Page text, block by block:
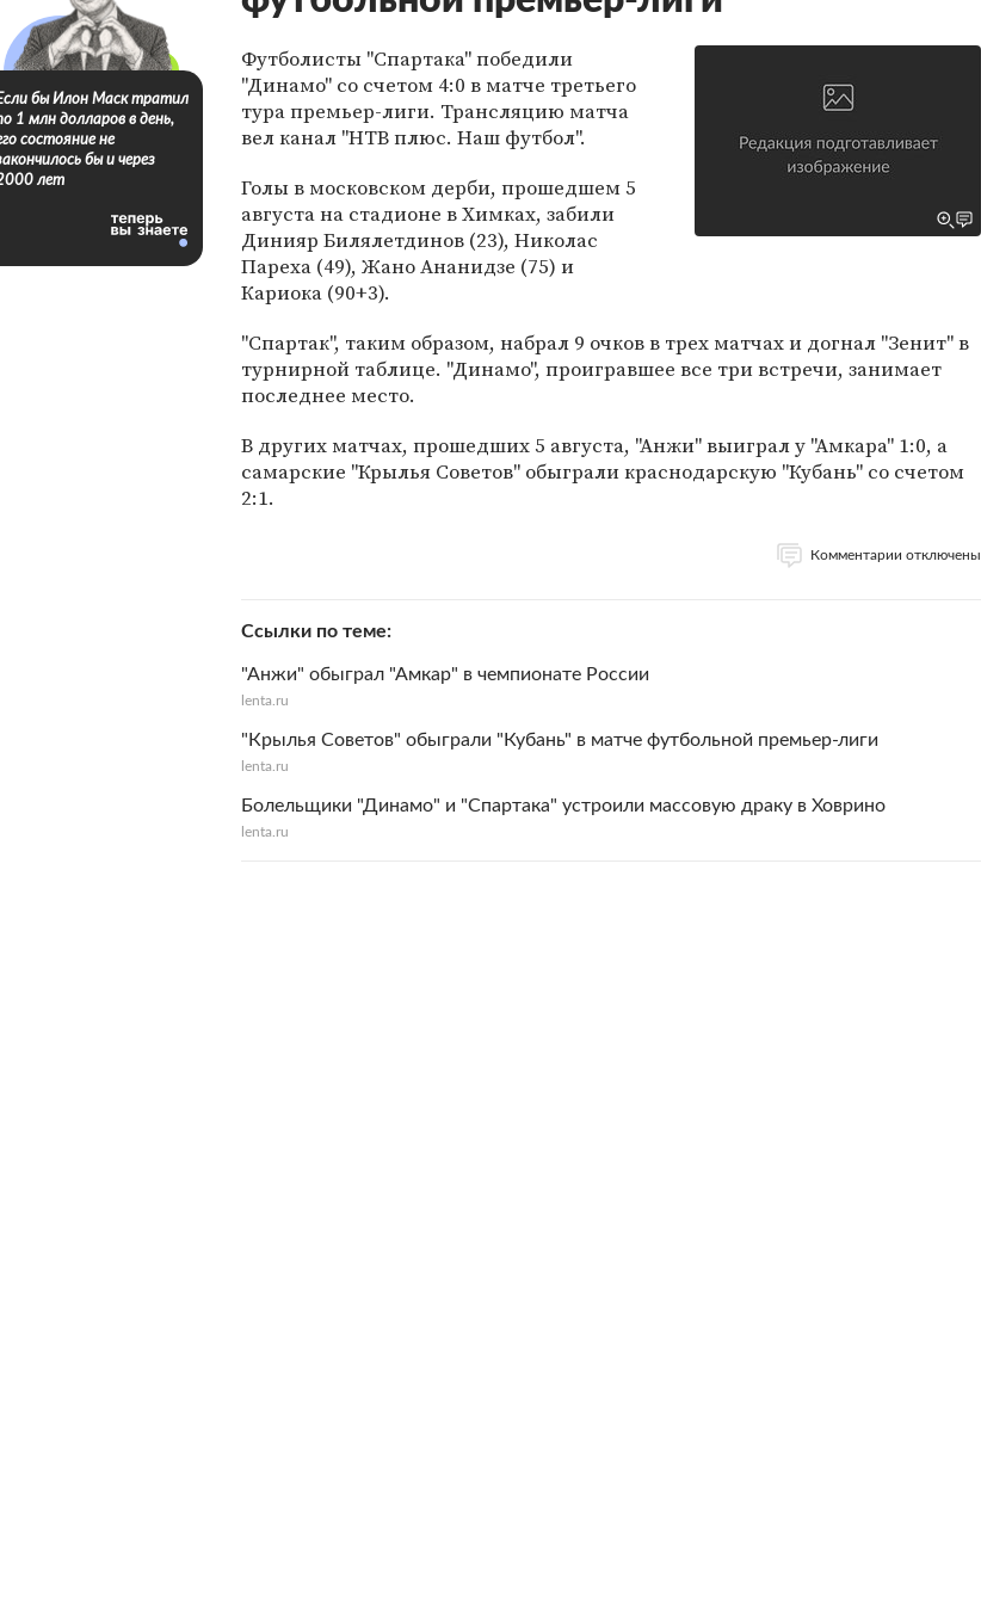
Футболисты "Спартака" победили
"Динамо" со счетом 4:0 в матче третьего
тура премьер-лиги. Трансляцию матча
вел канал "НТВ плюс. Наш футбол".
Голы в московском дерби, прошедшем 5
августа на стадионе в Химках, забили
Динияр Билялетдинов (23), Николас
Пареха (49), Жано Ананидзе (75) и
Кариока (90+3).
"Спартак", таким образом, набрал 9 очков в трех матчах и догнал "Зенит" в
турнирной таблице. "Динамо", проигравшее все три встречи, занимает
последнее место.
В других матчах, прошедших 5 августа, "Анжи" выиграл у "Амкара" 1:0, а
самарские "Крылья Советов" обыграли краснодарскую "Кубань" со счетом
2:1.
Комментарии отключены
Ссылки по теме
"Анжи" обыграл "Амкар" в чемпионате России
lenta.ru
"Крылья Советов" обыграли "Кубань" в матче футбольной премьер-лиги
lenta.ru
Болельщики "Динамо" и "Спартака" устроили массовую драку в Ховрино
lenta.ru
бы Илон Маск тратил
1 млн долларов в день,
состояние не
бы и через
лет